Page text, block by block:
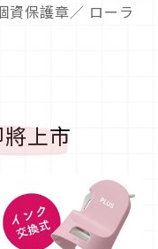
保護章／ ローラ
上市